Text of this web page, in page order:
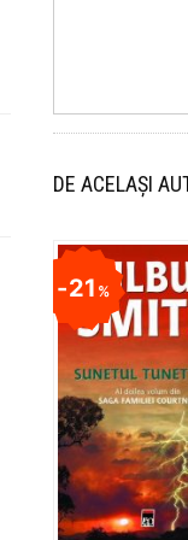
DE ACELAȘI
21%